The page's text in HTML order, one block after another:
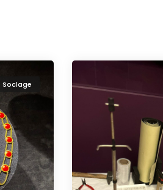
Soclage